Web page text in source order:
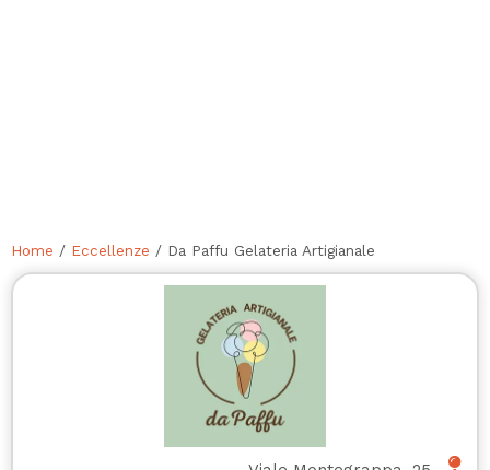
Home / Eccellenze / Da Paffu Gelateria Artigianale